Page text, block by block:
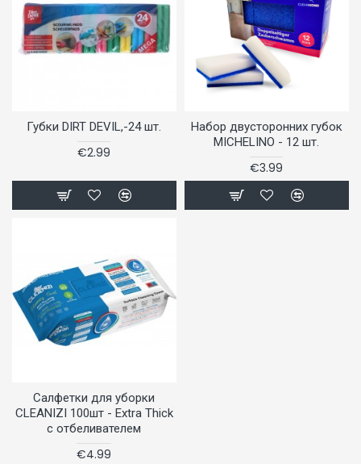
Губки DIRT DEVIL,-24 шт.
€2.99
Набор двусторонних губок
MICHELINO - 12 шт.
€3.99
Салфетки для уборки
CLEANIZI 100шт - Extra Thick
с отбеливателем
€4.99